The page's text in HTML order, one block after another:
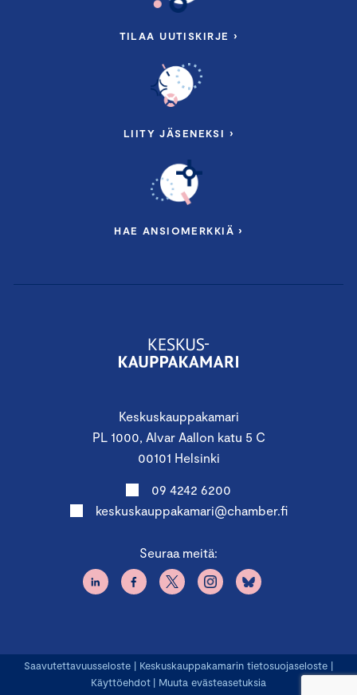
Keskuskauppakamari
PL 1000, Alvar Aallon katu 5 C
00101 Helsinki
09 4242 6200
keskuskauppakamari@chamber.fi
Seuraa meitä:
TILAA UUTISKIRJE ›
LIITY JÄSENEKSI ›
HAE ANSIOMERKKIÄ ›
Saavutettavuusseloste | Keskuskauppakamarin tietosuojaseloste |
Käyttöehdot | Muuta evästeasetuksia